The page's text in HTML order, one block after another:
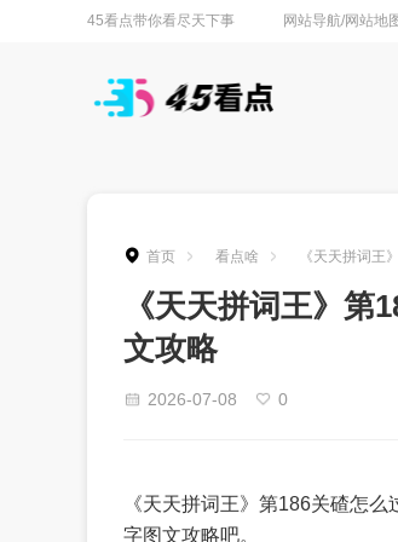
45看点带你看尽天下事 网站导航/网站地
首页 看点啥 《天天拼词王
《天天拼词王》第
文攻略
2026-07-08 0
《天天拼词王》第186关碴怎
字图文攻略吧。